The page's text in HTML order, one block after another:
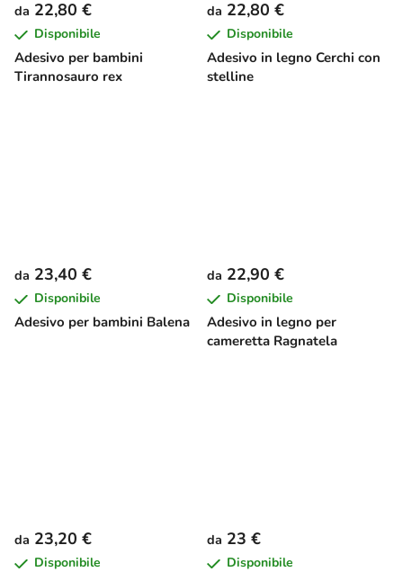
Adesivo per bambini
Tirannosauro rex
da 22,80 €
Disponibile
Adesivo in legno Cerchi con
stelline
da 22,80 €
Disponibile
Adesivo per bambini Balena
da 23,40 €
Disponibile
Adesivo in legno per
cameretta Ragnatela
da 22,90 €
Disponibile
da 23,20 €
Disponibile
da 23 €
Disponibile